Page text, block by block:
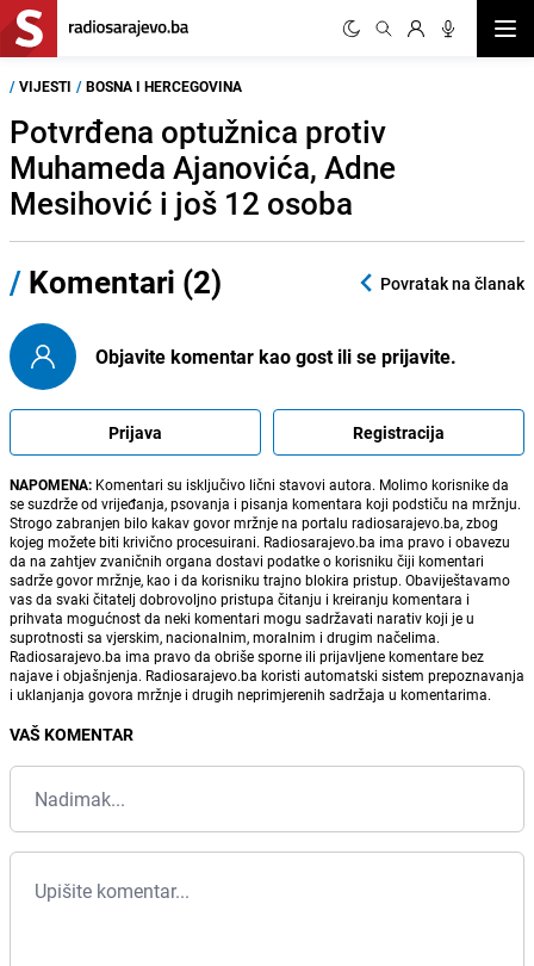
/ VIJESTI / BOSNA I HERCEGOVINA
Potvrđena optužnica protiv
Muhameda Ajanovića, Adne
Mesihović i još 12 osoba
/ Komentari (2) Povratak na članak
Objavite komentar kao gost ili se prijavite.
Prijava Registracija
NAPOMENA: Komentari su isključivo lični stavovi autora. Molimo korisnike da
se suzdrže od vrijeđanja, psovanja i pisanja komentara koji podstiču na mržnju.
Strogo zabranjen bilo kakav govor mržnje na portalu radiosarajevo.ba, zbog
kojeg možete biti krivično procesuirani. Radiosarajevo.ba ima pravo i obavezu
da na zahtjev zvaničnih organa dostavi podatke o korisniku čiji komentari
sadrže govor mržnje, kao i da korisniku trajno blokira pristup. Obaviještavamo
vas da svaki čitatelj dobrovoljno pristupa čitanju i kreiranju komentara i
prihvata mogućnost da neki komentari mogu sadržavati narativ koji je u
suprotnosti sa vjerskim, nacionalnim, moralnim i drugim načelima.
Radiosarajevo.ba ima pravo da obriše sporne ili prijavljene komentare bez
najave i objašnjenja. Radiosarajevo.ba koristi automatski sistem prepoznavanja
i uklanjanja govora mržnje i drugih neprimjerenih sadržaja u komentarima.
VAŠ KOMENTAR